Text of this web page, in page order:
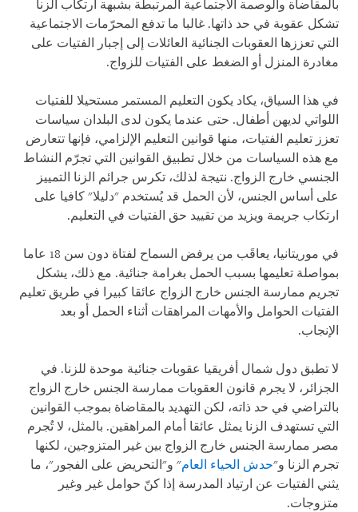
بالمقاضاة والوصمة الاجتماعية المرتبطة بشبهة ارتكاب الزنا
تشكل عقوبة في حد ذاتها. غالبا ما تدفع المحرّمات الاجتماعية
التي تعززها العقوبات الجنائية العائلات إلى إجبار الفتيات على
مغادرة المنزل أو الضغط على الفتيات للزواج.
في هذا السياق، يكاد يكون التعليم المستمر مستحيلا للفتيات
اللواتي لديهن أطفال. حتى عندما يكون لدى البلدان سياسات
تعزز تعليم الفتيات، منها قوانين التعليم الإلزامي، فإنها تتعارض
مع هذه السياسات من خلال تطبيق القوانين التي تجرّم النشاط
الجنسي خارج الزواج. نتيجة لذلك، تكرس جرائم الزنا التمييز
على أساس الجنس، لأن الحمل قد يُستخدم "دليلا" كافيا على
ارتكاب جريمة ويزيد من تقييد حق الفتيات في التعليم.
في موريتانيا، يعاقَب من يرفض السماح لفتاة دون سن 18 عاما
بمواصلة تعليمها بسبب الحمل بغرامة جنائية. مع ذلك، يشكل
تجريم ممارسة الجنس خارج الزواج عائقا كبيرا في طريق تعليم
الفتيات الحوامل والأمهات المراهقات أثناء الحمل أو بعد
الإنجاب.
لا تطبق دول شمال أفريقيا عقوبات جنائية موحدة للزنا. في
الجزائر، لا يجرم قانون العقوبات ممارسة الجنس خارج الزواج
بالتراضي في حد ذاته، لكن التهديد بالمقاضاة بموجب القوانين
التي تستهدف الزنا يمثل عائقا أمام المراهقين. بالمثل، لا تُجرم
مصر ممارسة الجنس خارج الزواج بين غير المتزوجين، لكنها
تجرم الزنا و"حدش الحياء العام" و"التحريض على الفجور"، ما
يثني الفتيات عن ارتياد المدرسة إذا كنّ حوامل غير وغير
متزوجات.